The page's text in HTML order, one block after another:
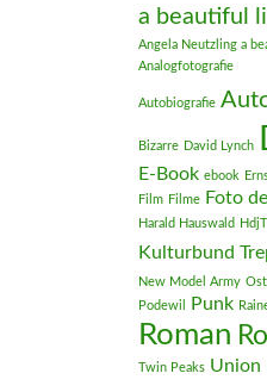
a beautiful
Angela Neutzling a
Analogfotografie
Autobiografie
Bizarre David Lynch
E-Book ebook
Film Filme Foto
Harald Hauswald
HdjT
Kulturbund
New Model Army
Podewil Punk
Roman
Twin Peaks Union